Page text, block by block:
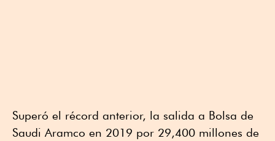
Superó el récord anterior, la salida a Bolsa de
Saudi Aramco en 2019 por 29,400 millones de